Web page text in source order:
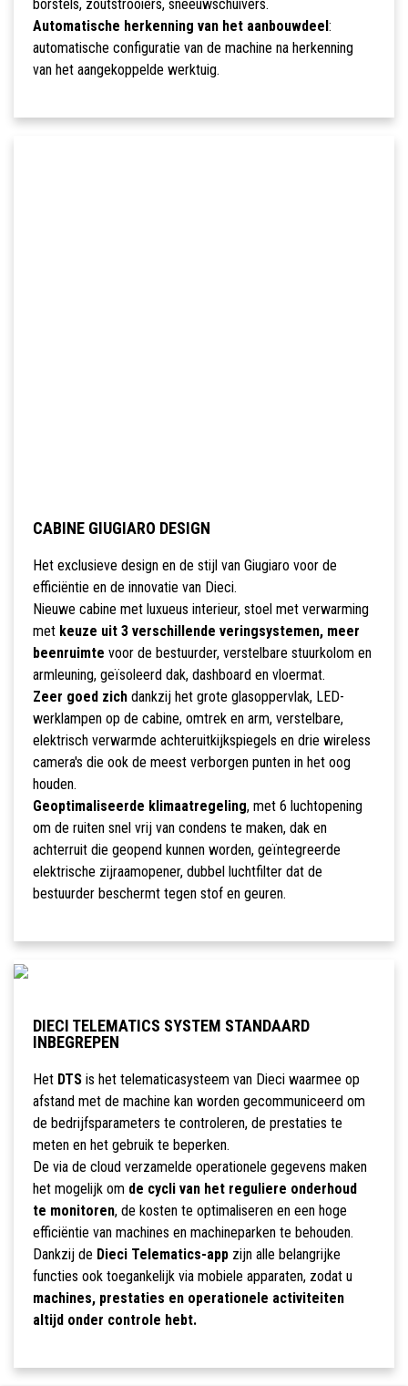
borstels, zoutstrooiers, sneeuwschuivers.
Automatische herkenning van het aanbouwdeel :
automatische configuratie van de machine na herkenning
van het aangekoppelde werktuig.
CABINE GIUGIARO DESIGN
Het exclusieve design en de stijl van Giugiaro voor de
efficiëntie en de innovatie van Dieci.
Nieuwe cabine met luxueus interieur, stoel met verwarming
met keuze uit 3 verschillende veringsystemen, meer
beenruimte voor de bestuurder, verstelbare stuurkolom en
armleuning, geïsoleerd dak, dashboard en vloermat.
Zeer goed zichdankzij het grote glasoppervlak, LED-
werklampen op de cabine, omtrek en arm, verstelbare,
elektrisch verwarmde achteruitkijkspiegels en drie wireless
camera's die ook de meest verborgen punten in het oog
houden.
Geoptimaliseerde klimaatregeling, met 6 luchtopening
om de ruiten snel vrij van condens te maken, dak en
achterruit die geopend kunnen worden, geïntegreerde
elektrische zijraamopener, dubbel luchtfilter dat de
bestuurder beschermt tegen stof en geuren.
DIECI TELEMATICS SYSTEM STANDAARD
INBEGREPEN
Het DTSis het telematicasysteem van Dieci waarmee op
afstand met de machine kan worden gecommuniceerd om
de bedrijfsparameters te controleren, de prestaties te
meten en het gebruik te beperken.
De via de cloud verzamelde operationele gegevens maken
het mogelijk om de cycli van het reguliere onderhoud
te monitoren, de kosten te optimaliseren en een hoge
efficiëntie van machines en machineparken te behouden.
Dankzij de Dieci Telematics-appzijn alle belangrijke
functies ook toegankelijk via mobiele apparaten, zodat u
machines, prestaties en operationele activiteiten
altijd onder controle hebt.